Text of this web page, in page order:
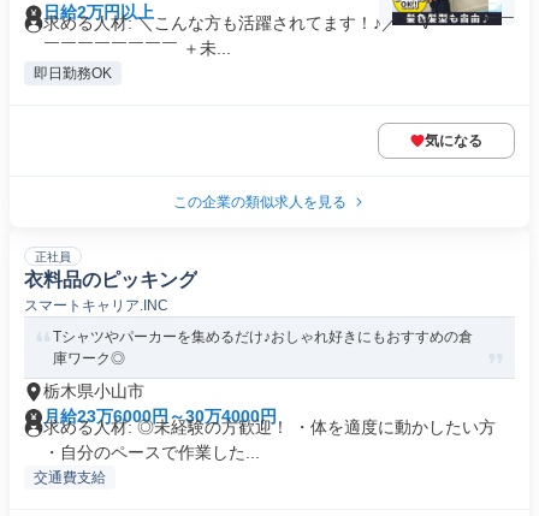
日給2万円以上
求める人材: ＼こんな方も活躍されてます！♪／ ￣V￣￣￣￣￣
￣￣￣￣￣￣￣￣ ＋未...
即日勤務OK
気になる
この企業の類似求人を見る
正社員
衣料品のピッキング
スマートキャリア.INC
Tシャツやパーカーを集めるだけ♪おしゃれ好きにもおすすめの倉
庫ワーク◎
栃木県小山市
月給23万6000円～30万4000円
求める人材: ◎未経験の方歓迎！ ・体を適度に動かしたい方
・自分のペースで作業した...
交通費支給